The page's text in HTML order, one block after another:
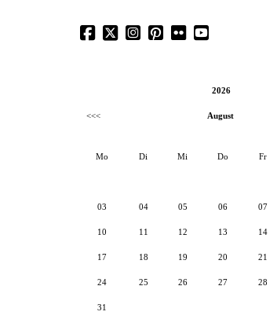
2026
<<< August
Mo Di Mi Do Fr
03 04 05 06 07
10 11 12 13 14
17 18 19 20 21
24 25 26 27 28
31